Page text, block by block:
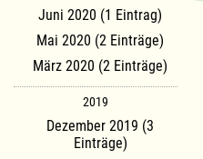
Juni 2020 (1 Eintrag)
Mai 2020 (2 Einträge)
März 2020 (2 Einträge)
2019
Dezember 2019 (3
Einträge)